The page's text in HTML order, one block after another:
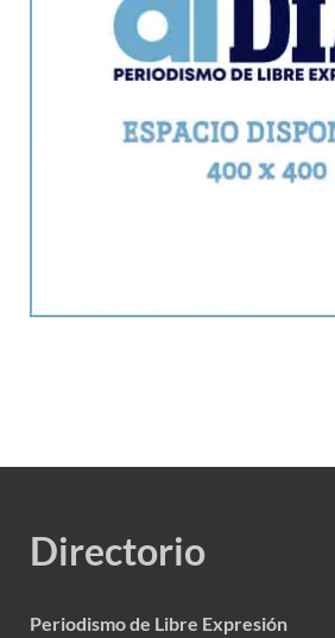
Directorio
Periodismo de Libre Expresión